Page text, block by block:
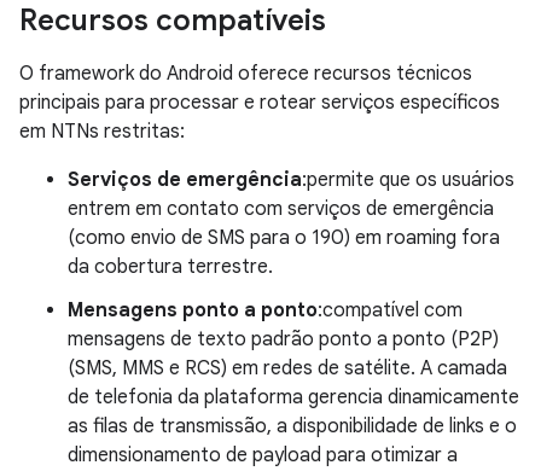
Recursos compatíveis
O framework do Android oferece recursos técnicos
principais para processar e rotear serviços específicos
em NTNs restritas:
Serviços de emergência:permite que os usuários
entrem em contato com serviços de emergência
(como envio de SMS para o 190) em roaming fora
da cobertura terrestre.
Mensagens ponto a ponto:compatível com
mensagens de texto padrão ponto a ponto (P2P)
(SMS, MMS e RCS) em redes de satélite. A camada
de telefonia da plataforma gerencia dinamicamente
as filas de transmissão, a disponibilidade de links e o
dimensionamento de payload para otimizar a